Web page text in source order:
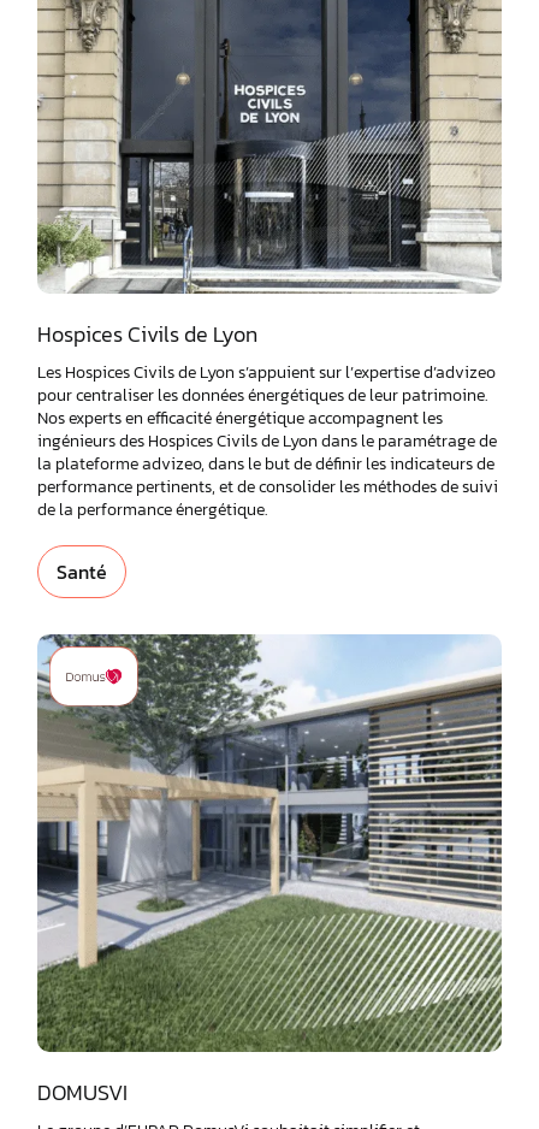
Hospices Civils de Lyon
Les Hospices Civils de Lyon s’appuient sur l’expertise d’advizeo
pour centraliser les données énergétiques de leur patrimoine.
Nos experts en efficacité énergétique accompagnent les
ingénieurs des Hospices Civils de Lyon dans le paramétrage de
la plateforme advizeo, dans le but de définir les indicateurs de
performance pertinents, et de consolider les méthodes de suivi
de la performance énergétique.
Santé
DOMUSVI